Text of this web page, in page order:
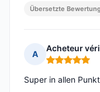
Übersetzte
A
Acheteur
Hinweis: 5
Super in allen